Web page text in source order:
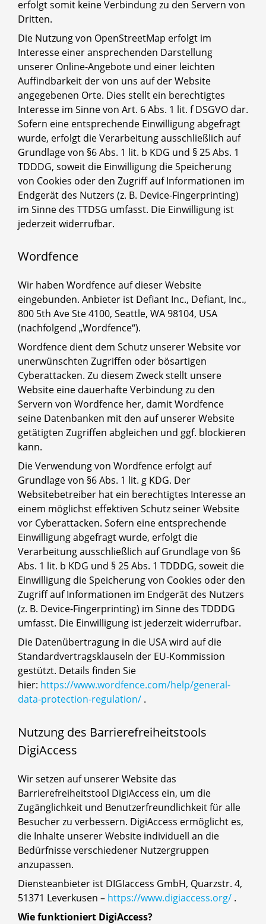
erfolgt somit keine Verbindung zu den Servern von
Dritten.
Die Nutzung von OpenStreetMap erfolgt im
Interesse einer ansprechenden Darstellung
unserer Online-Angebote und einer leichten
Auffindbarkeit der von uns auf der Website
angegebenen Orte. Dies stellt ein berechtigtes
Interesse im Sinne von Art. 6 Abs. 1 lit. f DSGVO dar.
Sofern eine entsprechende Einwilligung abgefragt
wurde, erfolgt die Verarbeitung ausschließlich auf
Grundlage von §6 Abs. 1 lit. b KDG und § 25 Abs. 1
TDDDG, soweit die Einwilligung die Speicherung
von Cookies oder den Zugriff auf Informationen im
Endgerät des Nutzers (z. B. Device-Fingerprinting)
im Sinne des TTDSG umfasst. Die Einwilligung ist
jederzeit widerrufbar.
Wordfence
Wir haben Wordfence auf dieser Website
eingebunden. Anbieter ist Defiant Inc., Defiant, Inc.,
800 5th Ave Ste 4100, Seattle, WA 98104, USA
(nachfolgend „Wordfence“).
Wordfence dient dem Schutz unserer Website vor
unerwünschten Zugriffen oder bösartigen
Cyberattacken. Zu diesem Zweck stellt unsere
Website eine dauerhafte Verbindung zu den
Servern von Wordfence her, damit Wordfence
seine Datenbanken mit den auf unserer Website
getätigten Zugriffen abgleichen und ggf. blockieren
kann.
Die Verwendung von Wordfence erfolgt auf
Grundlage von §6 Abs. 1 lit. g KDG. Der
Websitebetreiber hat ein berechtigtes Interesse an
einem möglichst effektiven Schutz seiner Website
vor Cyberattacken. Sofern eine entsprechende
Einwilligung abgefragt wurde, erfolgt die
Verarbeitung ausschließlich auf Grundlage von §6
Abs. 1 lit. b KDG und § 25 Abs. 1 TDDDG, soweit die
Einwilligung die Speicherung von Cookies oder den
Zugriff auf Informationen im Endgerät des Nutzers
(z. B. Device-Fingerprinting) im Sinne des TDDDG
umfasst. Die Einwilligung ist jederzeit widerrufbar.
Die Datenübertragung in die USA wird auf die
Standardvertragsklauseln der EU-Kommission
gestützt. Details finden Sie
hier: https://www.wordfence.com/help/general-
data-protection-regulation/ .
Nutzung des Barrierefreiheitstools
DigiAccess
Wir setzen auf unserer Website das
Barrierefreiheitstool DigiAccess ein, um die
Zugänglichkeit und Benutzerfreundlichkeit für alle
Besucher zu verbessern. DigiAccess ermöglicht es,
die Inhalte unserer Website individuell an die
Bedürfnisse verschiedener Nutzergruppen
anzupassen.
Diensteanbieter ist DIGIaccess GmbH, Quarzstr. 4,
51371 Leverkusen – https://www.digiaccess.org/ .
Wie funktioniert DigiAccess?